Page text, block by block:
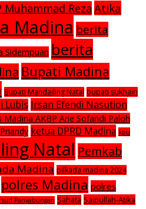
Muhammad Reza Atika
Madina berita
Sidempuan berita
Bupati Madina
Bupati Mandailing Natal bupati sukhairi
Lubis Irsan Efendi Nasution
Madina AKBP Arie Sofandi Paloh
ketua DPRD Madina kpu
Natal Pemkab
Madina pilkada madina 2024
polres Madina polres
rsud Panyabungan Sahata Saipullah-Atika